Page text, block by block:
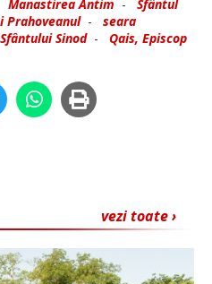
Manastirea Antim - Sfântul
Prahoveanul- seara
Sinod- Qais, Episcop
vezi toate ›